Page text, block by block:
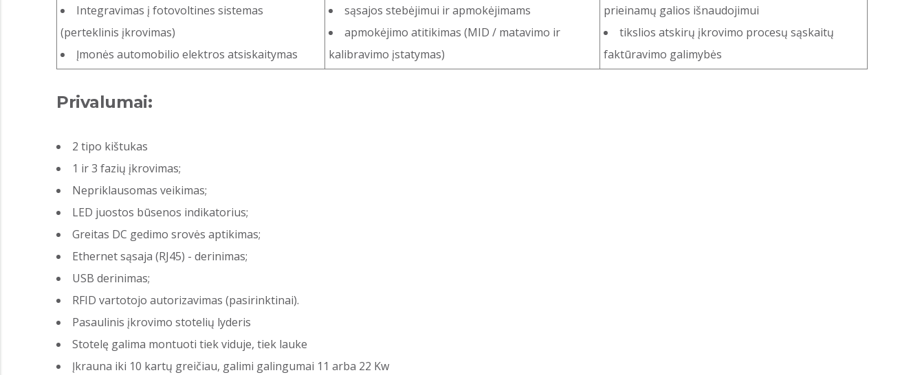
Integravimas į fotovoltines sistemas
(perteklinis įkrovimas)
Įmonės automobilio elektros atsiskaitymas
sąsajos stebėjimui ir apmokėjimams
apmokėjimo atitikimas (MID / matavimo ir
kalibravimo įstatymas)
prieinamų galios išnaudojimui
tikslios atskirų įkrovimo procesų sąskaitų
faktūravimo galimybės
Privalumai:
2 tipo kištukas
1 ir 3 fazių įkrovimas;
Nepriklausomas veikimas;
LED juostos būsenos indikatorius;
Greitas DC gedimo srovės aptikimas;
Ethernet sąsaja (RJ45) - derinimas;
USB derinimas;
RFID vartotojo autorizavimas (pasirinktinai).
Pasaulinis įkrovimo stotelių lyderis
Stotelę galima montuoti tiek viduje, tiek lauke
Įkrauna iki 10 kartų greičiau, galimi galingumai 11 arba 22 Kw